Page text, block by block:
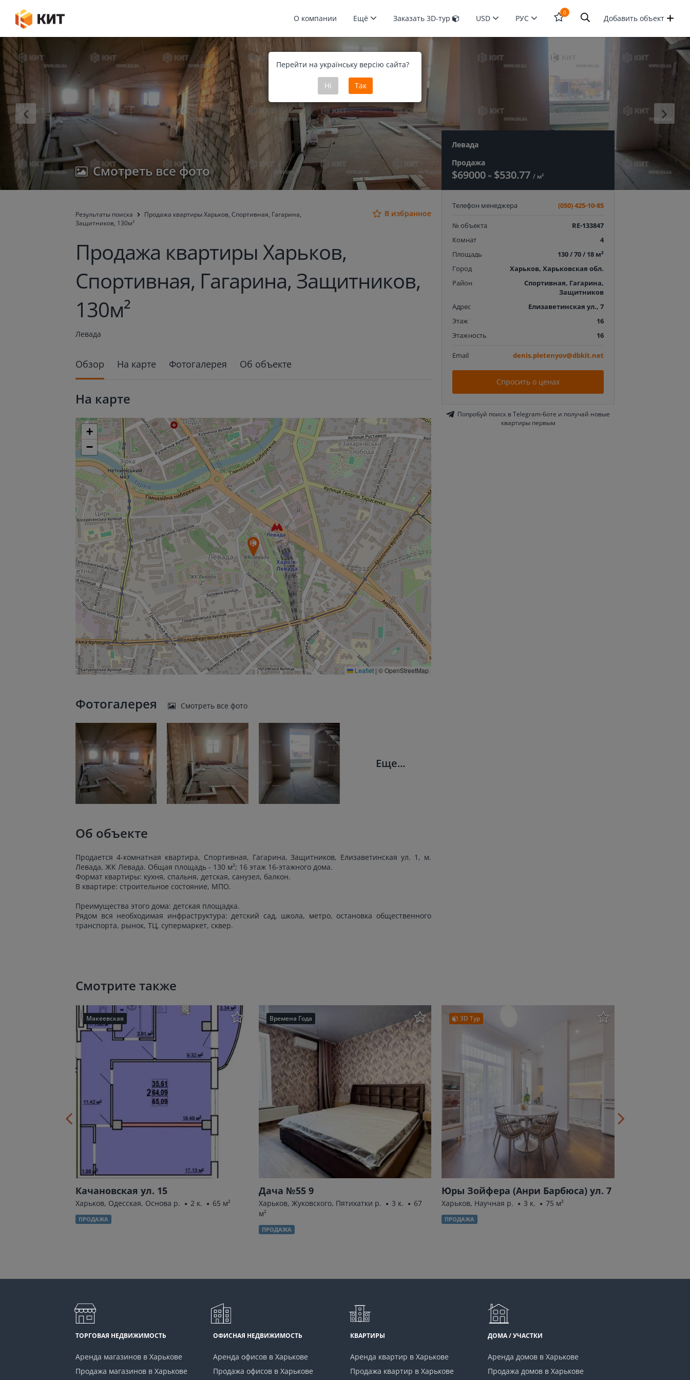
О компании Ещё Заказать 3D-тур USD РУС
0
Открыть
поиска
Добавить объект
Перейти на українську версію сайта?
Ні Так
Смотреть все фото
Результаты поиска
Продажа квартиры Харьков, Спортивная, Гагарина,
Защитников, 130м²
В избранное
Продажа квартиры Харьков,
Спортивная, Гагарина, Защитников,
130м²
Левада
Левада
Продажа
$69000 ≈ $530.77/ м²
Телефон менеджера (050) 425-10-85
№ объекта
RE-133847
Комнат
4
Площадь
130 / 70 / 18 м²
Город
Харьков, Харьковская обл.
Район
Спортивная, Гагарина,
Защитников
Адрес
Елизаветинская ул., 7
Этаж
16
Этажность
16
Email denis.pletenyov@dbkit.net
Спросить о ценах
Попробуй поиск в Telegram-боте и получай новые
квартиры первым
Обзор На карте Фотогалерея Об объекте
На карте
+
−
Leaflet | © OpenStreetMap
Фотогалерея Смотреть все фото
Еще...
Об объекте
Продается 4-комнатная квартира, Спортивная, Гагарина, Защитников, Елизаветинская ул. 1, м.
Левада, ЖК Левада. Общая площадь - 130 м²; 16 этаж 16-этажного дома.
Формат квартиры: кухня, спальня, детская, санузел, балкон.
В квартире: строительное состояние, МПО.
Преимущества этого дома: детская площадка.
Рядом вся необходимая инфраструктура: детский сад, школа, метро, остановка общественного
транспорта, рынок, ТЦ, супермаркет, сквер.
Смотрите также
Макеевская
Качановская ул. 15
Харьков, Одесская, Основа р. 2 к. 65 м²
ПРОДАЖА
Времена Года
Дача №55 9
Харьков, Жуковского, Пятихатки р. 3 к.
67
м²
ПРОДАЖА
3D Тур
Юры Зойфера (Анри Барбюса) ул. 7
Харьков, Научная р. 3 к. 75 м²
ПРОДАЖА
ТОРГОВАЯ НЕДВИЖИМОСТЬ
Аренда магазинов в Харькове
Продажа магазинов в Харькове
ОФИСНАЯ НЕДВИЖИМОСТЬ
Аренда офисов в Харькове
Продажа офисов в Харькове
КВАРТИРЫ
Аренда квартир в Харькове
Продажа квартир в Харькове
ДОМА / УЧАСТКИ
Аренда домов в Харькове
Продажа домов в Харькове